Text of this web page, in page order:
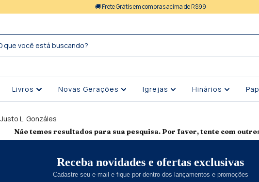
🚚 Frete Grátis em compras acima de R$99
Livros Novas Gerações Igrejas Hinários
Justo L. Gonzáles
Não temos resultados para sua pesquisa. Por favor, tente com
Receba novidades e ofertas exclusivas
Cadastre seu e-mail e fique por dentro dos lançamentos e promoções